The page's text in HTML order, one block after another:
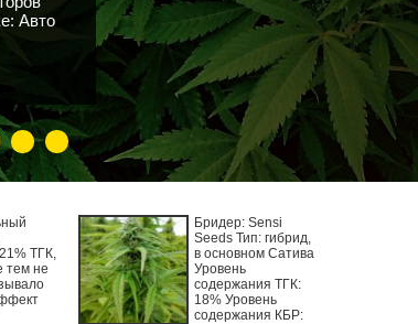
Авто
ТГК,
тем не
Бридер: Sensi
Seeds Тип: гибрид,
в основном Сатива
Уровень
содержания ТГК:
18% Уровень
содержания КБР: